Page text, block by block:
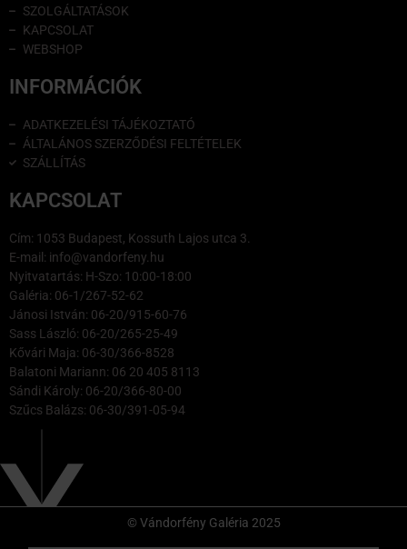
SZOLGÁLTATÁSOK
KAPCSOLAT
WEBSHOP
INFORMÁCIÓK
ADATKEZELÉSI TÁJÉKOZTATÓ
ÁLTALÁNOS SZERZŐDÉSI FELTÉTELEK
SZÁLLÍTÁS
KAPCSOLAT
Cím: 1053 Budapest, Kossuth Lajos utca 3.
E-mail: info@vandorfeny.hu
Nyitvatartás: H-Szo: 10:00-18:00
Galéria: 06-1/267-52-62
Jánosi István: 06-20/915-60-76
Sass László: 06-20/265-25-49
Kővári Maja: 06-30/366-8528
Balatoni Mariann: 06 20 405 8113
Sándi Károly: 06-20/366-80-00
Szűcs Balázs: 06-30/391-05-94
© Vándorfény Galéria 2025